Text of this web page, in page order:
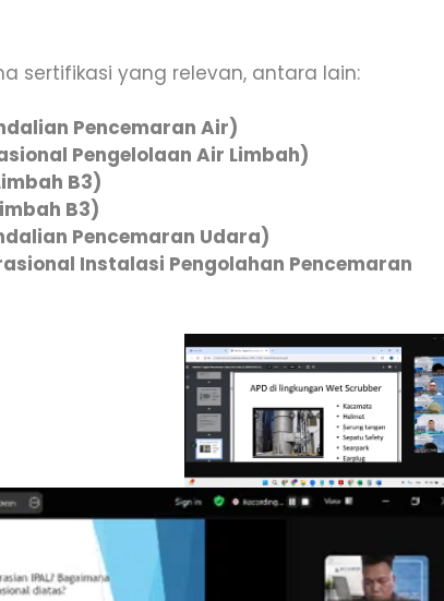
sertifikasi yang relevan, antara lain:
Pencemaran Air)
Pengelolaan Air Limbah)
B3)
B3)
Pencemaran Udara)
Instalasi Pengolahan Pencemaran